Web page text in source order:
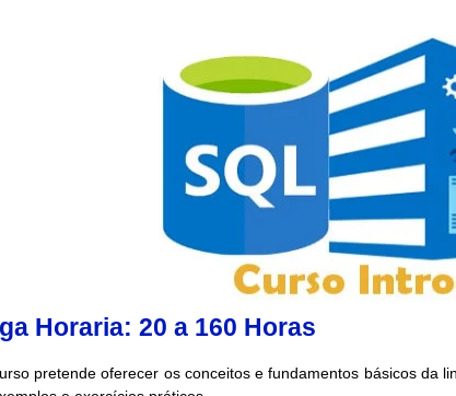
Horaria: 20 a 160 Horas
pretende oferecer os conceitos e fundamentos básicos da